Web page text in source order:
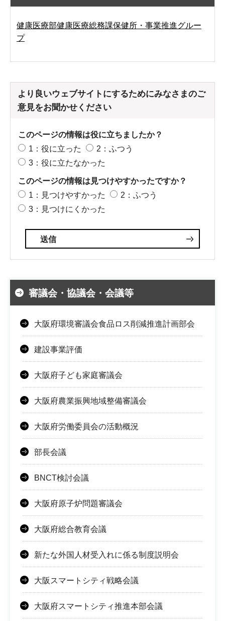
健康医療部健康医療総務課保健所・事業推進グルー
プ
より良いウェブサイトにするためにみなさまのご
意見をお聞かせください
このページの情報は役に立ちましたか？
1：役に立った
2：ふつう
3：役に立たなかった
このページの情報は見つけやすかったですか？
1：見つけやすかった
2：ふつう
3：見つけにくかった
審議会・協議会・会議等
大阪府環境審議会食品ロス削減推進計画部会
建設事業評価
大阪府子ども家庭審議会
大阪府農業振興地域整備審議会
大阪府労働委員会の活動概況
部長会議
BNCT検討会議
大阪府原子炉問題審議会
大阪府総合教育会議
新たな外国人材受入れに係る制度説明会
大阪スマートシティ戦略会議
大阪府スマートシティ推進本部会議